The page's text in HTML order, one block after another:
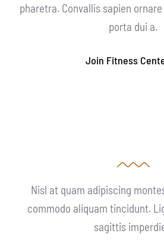
pharetra. Convallis sapien
porta dui a.
Join Fitness
Nisl at quam adipiscing
commodo aliquam tincidunt.
sagittis